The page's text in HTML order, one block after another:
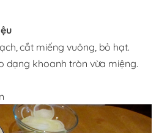
cắt miếng vuông, bỏ hạt.
dạng khoanh tròn vừa miệng.